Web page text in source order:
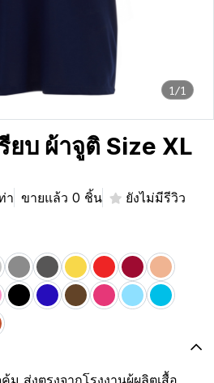
1/1
ยบ ผ้าจูติ Size XL
า ขายแล้ว 0 ชิ้น
ยังไม่มีรีวิว
ม ส่งตรงจากโรงงานผู้ผลิตเสื้อ